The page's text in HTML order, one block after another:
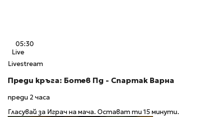
05:30
Live
Livestream
Преди кръга: Ботев Пд - Спартак Варна
преди 2 часа
Гласувай за Играч на мача. Остават ти 15 минути.